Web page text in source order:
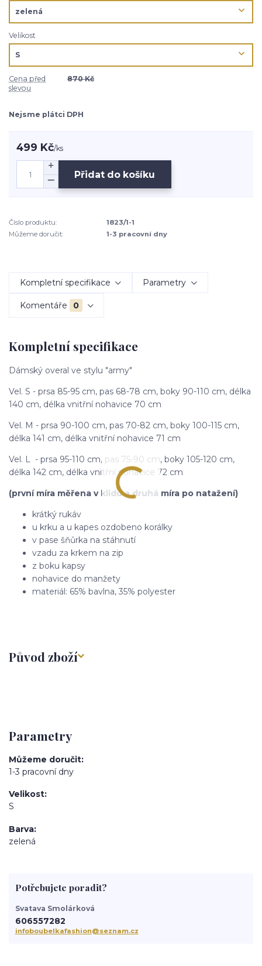
Velikost
Cena před
slevou
870 Kč
Nejsme plátci DPH
499 Kč/ks
Přidat do košíku
Číslo produktu:
1823/1-1
Můžeme doručit:
1-3 pracovní dny
Kompletní specifikace Parametry
Komentáře 0
Kompletní specifikace
Dámský overal ve stylu "army"
Vel. S - prsa 85-95 cm, pas 68-78 cm, boky 90-110 cm, délka
140 cm, délka vnitřní nohavice 70 cm
Vel. M - prsa 90-100 cm, pas 70-82 cm, boky 100-115 cm,
délka 141 cm, délka vnitřní nohavice 71 cm
Vel. L - prsa 95-110 cm, pas 75-90 cm, boky 105-120 cm,
délka 142 cm, délka vnitřní nohavice 72 cm
(první míra měřena v klidu a druhá míra po natažení)
krátký rukáv
u krku a u kapes ozdobeno korálky
v pase šňůrka na stáhnutí
vzadu za krkem na zip
z boku kapsy
nohavice do manžety
materiál: 65% bavlna, 35% polyester
Původ zboží
Parametry
Můžeme doručit
1-3 pracovní dny
Velikost
S
Barva
zelená
Potřebujete poradit?
Svatava Smolárková
606557282
infoboubelkafashion@seznam.cz